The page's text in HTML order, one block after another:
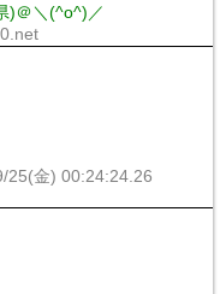
)＠＼(^o^)／
25(金) 00:24:24.26